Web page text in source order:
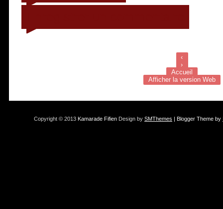
‹
›
Accueil
Afficher la version Web
Copyright © 2013 Kamarade Fifien Design by SMThemes | Blogger Theme by